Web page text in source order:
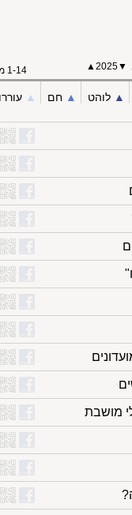
▲ 1-14 מתוך 14
לוהט ▲︎ חם ▲︎ עוררו